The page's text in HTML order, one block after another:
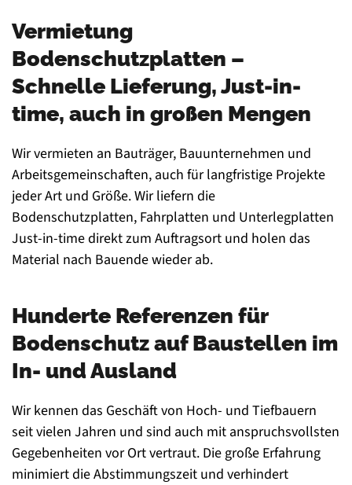
Vermietung
Bodenschutzplatten –
Schnelle Lieferung, Just-in-
time, auch in großen Mengen
Wir vermieten an Bauträger, Bauunternehmen und
Arbeitsgemeinschaften, auch für langfristige Projekte
jeder Art und Größe. Wir liefern die
Bodenschutzplatten, Fahrplatten und Unterlegplatten
Just-in-time direkt zum Auftragsort und holen das
Material nach Bauende wieder ab.
Hunderte Referenzen für
Bodenschutz auf Baustellen im
In- und Ausland
Wir kennen das Geschäft von Hoch- und Tiefbauern
seit vielen Jahren und sind auch mit anspruchsvollsten
Gegebenheiten vor Ort vertraut. Die große Erfahrung
minimiert die Abstimmungszeit und verhindert